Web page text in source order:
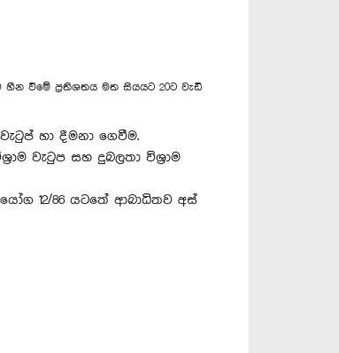
වීමේ ප්‍රතිශතය මත සියයට 20ට වැඩි
හා දීමනා ගෙවීම.
වැටුප සහ දුබලතා විශ්‍රාම
12/86 යටතේ ආබාධිතව අස්